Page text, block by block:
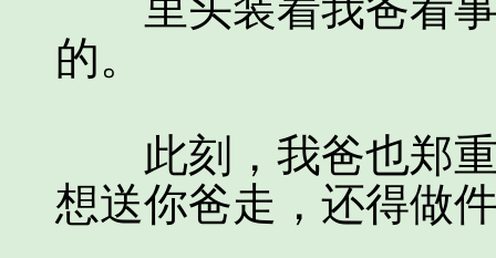
的。
此刻，我爸也郑重
想送你爸走，还得做